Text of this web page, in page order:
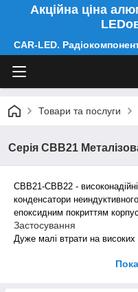
Акційна ціна
CAR-LED.
Товари та послуги
Серія CBB21
CBB21-CBB22 -
конденсатори
епоксидним покриттям
Застосування
Дуже малі втрати на високих